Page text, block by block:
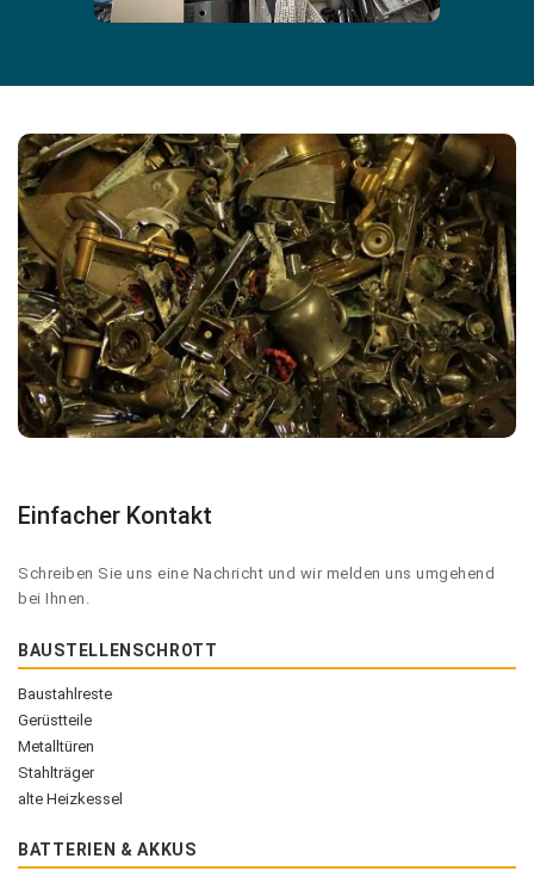
Einfacher Kontakt
Schreiben Sie uns eine Nachricht und wir melden uns umgehend
bei Ihnen.
BAUSTELLENSCHROTT
Baustahlreste
Gerüstteile
Metalltüren
Stahlträger
alte Heizkessel
BATTERIEN & AKKUS